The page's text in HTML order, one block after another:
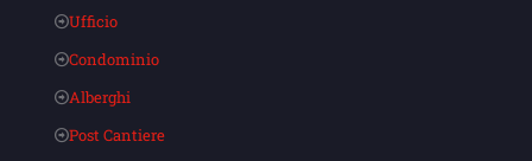
Ufficio
Condominio
Alberghi
Post Cantiere